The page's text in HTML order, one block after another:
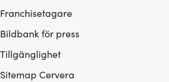
Franchisetagare
Bildbank för press
Tillgänglighet
Sitemap Cervera